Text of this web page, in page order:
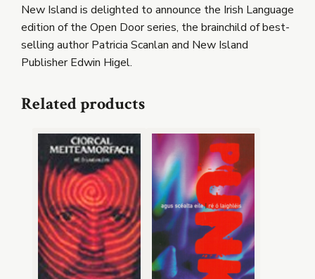
New Island is delighted to announce the Irish Language
edition of the Open Door series, the brainchild of best-
selling author Patricia Scanlan and New Island
Publisher Edwin Higel.
Related products